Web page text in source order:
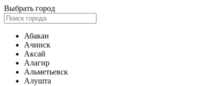
Выбрать город
Абакан
Ачинск
Аксай
Алагир
Альметьевск
Алушта